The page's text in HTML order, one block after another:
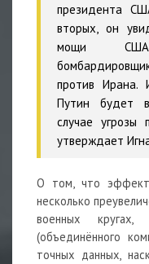
президента
вторых, он
мощи США
против Ирана.
Путин будет
случае угрозы
утверждает
О том, что
несколько
военных
(объединённого
точных данных,